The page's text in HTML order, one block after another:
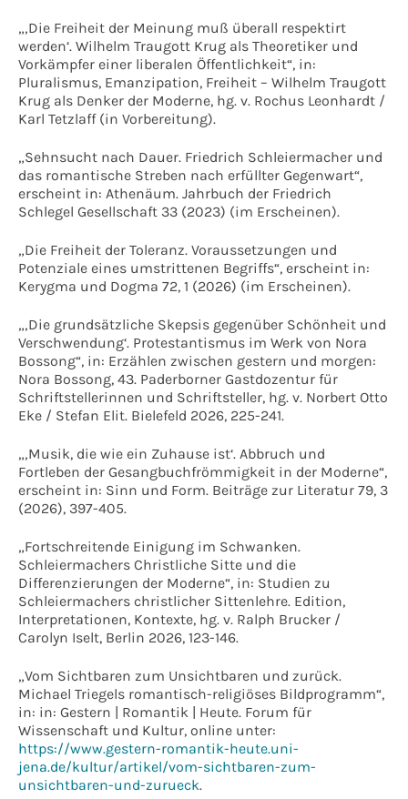
„‚Die Freiheit der Meinung muß überall respektirt
werden‘. Wilhelm Traugott Krug als Theoretiker und
Vorkämpfer einer liberalen Öffentlichkeit“, in:
Pluralismus, Emanzipation, Freiheit – Wilhelm Traugott
Krug als Denker der Moderne, hg. v. Rochus Leonhardt /
Karl Tetzlaff (in Vorbereitung).
„Sehnsucht nach Dauer. Friedrich Schleiermacher und
das romantische Streben nach erfüllter Gegenwart“,
erscheint in: Athenäum. Jahrbuch der Friedrich
Schlegel Gesellschaft 33 (2023) (im Erscheinen).
„Die Freiheit der Toleranz. Voraussetzungen und
Potenziale eines umstrittenen Begriffs“, erscheint in:
Kerygma und Dogma 72, 1 (2026) (im Erscheinen).
„‚Die grundsätzliche Skepsis gegenüber Schönheit und
Verschwendung‘. Protestantismus im Werk von Nora
Bossong“, in: Erzählen zwischen gestern und morgen:
Nora Bossong, 43. Paderborner Gastdozentur für
Schriftstellerinnen und Schriftsteller, hg. v. Norbert Otto
Eke / Stefan Elit. Bielefeld 2026, 225-241.
„‚Musik, die wie ein Zuhause ist‘. Abbruch und
Fortleben der Gesangbuchfrömmigkeit in der Moderne“,
erscheint in: Sinn und Form. Beiträge zur Literatur 79, 3
(2026), 397-405.
„Fortschreitende Einigung im Schwanken.
Schleiermachers Christliche Sitte und die
Differenzierungen der Moderne“, in: Studien zu
Schleiermachers christlicher Sittenlehre. Edition,
Interpretationen, Kontexte, hg. v. Ralph Brucker /
Carolyn Iselt, Berlin 2026, 123-146.
„Vom Sichtbaren zum Unsichtbaren und zurück.
Michael Triegels romantisch-religiöses Bildprogramm“,
in: in: Gestern | Romantik | Heute. Forum für
Wissenschaft und Kultur, online unter:
https://www.gestern-romantik-heute.uni-
jena.de/kultur/artikel/vom-sichtbaren-zum-
unsichtbaren-und-zurueck.